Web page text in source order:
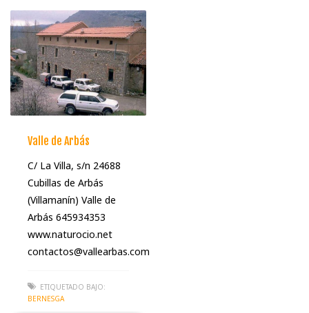
Valle de Arbás
C/ La Villa, s/n 24688
Cubillas de Arbás
(Villamanín) Valle de
Arbás 645934353
www.naturocio.net
contactos@vallearbas.com
ETIQUETADO BAJO:
BERNESGA